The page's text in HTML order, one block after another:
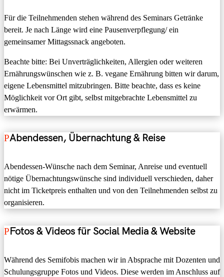
Für die Teilnehmenden stehen während des Seminars Getränke
bereit. Je nach Länge wird eine Pausenverpflegung/ ein
gemeinsamer Mittagssnack angeboten.
Beachte bitte: Bei Unverträglichkeiten, Allergien oder weiteren
Ernährungswünschen wie z. B. vegane Ernährung bitten wir darum,
eigene Lebensmittel mitzubringen. Bitte beachte, dass es keine
Möglichkeit vor Ort gibt, selbst mitgebrachte Lebensmittel zu
erwärmen.
Abendessen, Übernachtung & Reise
Abendessen-Wünsche nach dem Seminar, Anreise und eventuell
nötige Übernachtungswünsche sind individuell verschieden, daher
nicht im Ticketpreis enthalten und von den Teilnehmenden selbst zu
organisieren.
Fotos & Videos für Social Media & Website
Während des Semifobis machen wir in Absprache mit Dozenten und
Schulungsgruppe Fotos und Videos. Diese werden im Anschluss auf